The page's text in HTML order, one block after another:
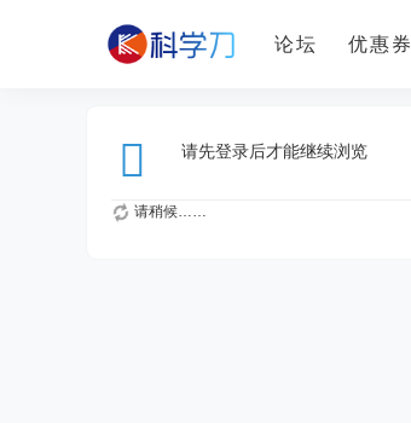
论坛 优惠券
请先登录后才能继续浏览
请稍候……